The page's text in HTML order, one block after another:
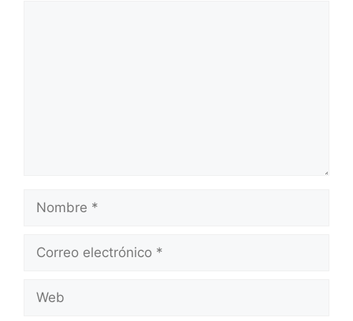
Nombre
Correo
Web